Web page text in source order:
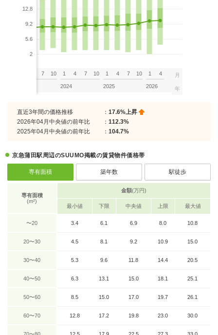
12.8
9.2
5.6
2
7 10 1 4 7 10
2024
1 4 7 10
2025
1 4
2026
月
年
直近3年間の価格推移 ： 17.6%上昇
2026年04月中央値の前年比
： 112.3%
2025年04月中央値の前年比
： 104.7%
京急蒲田駅周辺のSUUMO掲載の賃貸物件価格帯
専有面積 築年数 駅徒歩
専有面積
(m²)
金額(万円)
最小値 下限 中央値 上限 最大値
〜20 3.4 6.1 6.9 8.0 10.8
20〜30 4.5 8.1 9.2 10.9 15.0
30〜40 5.3 9.6 11.8 14.4 20.5
40〜50 6.3 13.1 15.0 18.1 25.1
50〜60 8.5 15.0 17.0 19.7 26.1
60〜70 12.8 17.2 19.8 23.0 30.0